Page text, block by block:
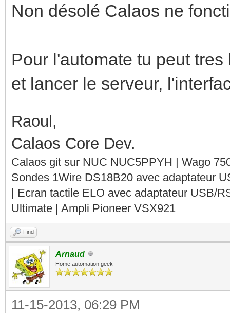
Non désolé Calaos ne
Pour l'automate tu peut
et lancer le serveur,
Raoul,
Calaos Core Dev.
Calaos git sur NUC NUC5PPYH | Wago
Sondes 1Wire DS18B20 avec adaptateur
| Ecran tactile ELO avec adaptateur USB/
Ultimate | Ampli Pioneer VSX921
Find
Arnaud
Home automation geek
11-15-2013, 06:29 PM